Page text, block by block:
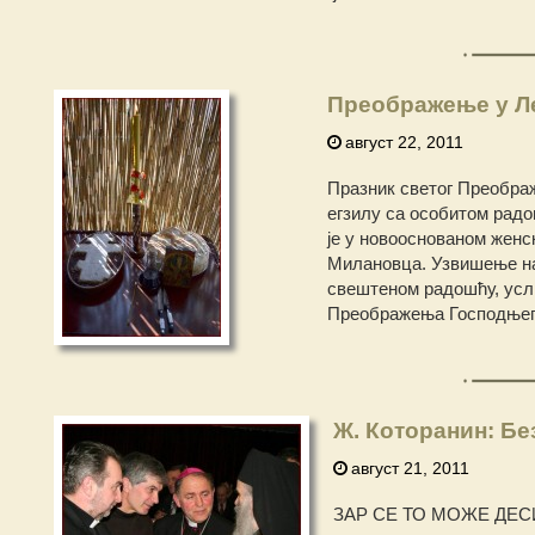
Преображење у
август 22, 2011
Празник светог
егзилу са особитом
је у новооснованом
Милановца. Узвишење на
свештеном радошћу,
Преображења
Ж. Которанин:
август 21, 2011
ЗАР СЕ ТО МОЖЕ